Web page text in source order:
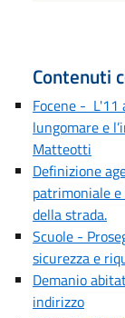
Contenuti
Focene - L'11
lungomare e
Matteotti
Definizione
patrimoniale
della strada.
Scuole -
sicurezza e
Demanio
indirizzo